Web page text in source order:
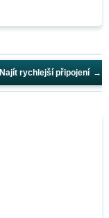
Najít rychlejší připojení